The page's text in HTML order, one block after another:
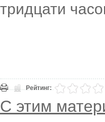
тридцати
Рейтинг:
С этим